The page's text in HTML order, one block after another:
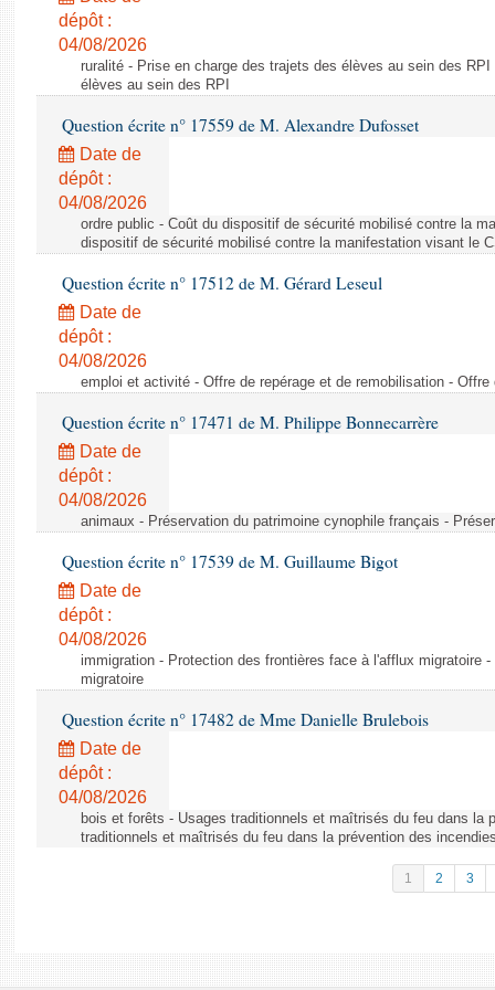
dépôt :
04/08/2026
ruralité - Prise en charge des trajets des élèves au sein des
élèves au sein des RPI
Question écrite n° 17559 de M. Alexandre Dufosset
Date de
dépôt :
04/08/2026
ordre public - Coût du dispositif de sécurité mobilisé contre la
dispositif de sécurité mobilisé contre la manifestation visant le
Question écrite n° 17512 de M. Gérard Leseul
Date de
dépôt :
04/08/2026
emploi et activité - Offre de repérage et de remobilisation -
Question écrite n° 17471 de M. Philippe Bonnecarrère
Date de
dépôt :
04/08/2026
animaux - Préservation du patrimoine cynophile français -
Question écrite n° 17539 de M. Guillaume Bigot
Date de
dépôt :
04/08/2026
immigration - Protection des frontières face à l'afflux migratoire
migratoire
Question écrite n° 17482 de Mme Danielle Brulebois
Date de
dépôt :
04/08/2026
bois et forêts - Usages traditionnels et maîtrisés du feu dans la
traditionnels et maîtrisés du feu dans la prévention des
1 2 3